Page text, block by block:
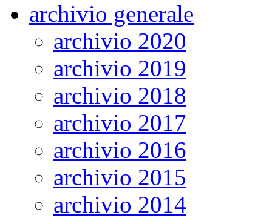
archivio generale
archivio 2020
archivio 2019
archivio 2018
archivio 2017
archivio 2016
archivio 2015
archivio 2014